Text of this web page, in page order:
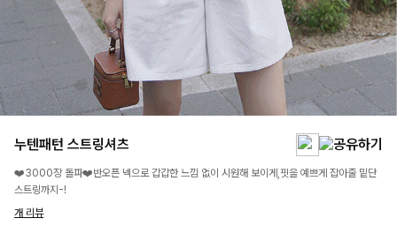
누텐패턴 스트링셔츠
❤️3000장 돌파❤️반오픈 넥으로 갑갑한 느낌 없이 시원해 보이게,핏을 예쁘게 잡아줄 밑단
스트링까지-!
개 리뷰